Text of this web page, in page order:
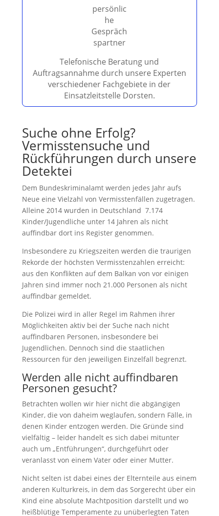
Telefonische Beratung und
Auftragsannahme durch unsere Experten
verschiedener Fachgebiete in der
Einsatzleitstelle Dorsten.
Suche ohne Erfolg?
Vermisstensuche und
Rückführungen durch unsere
Detektei
Dem Bundeskriminalamt werden jedes Jahr aufs
Neue eine Vielzahl von Vermisstenfällen zugetragen.
Alleine 2014 wurden in Deutschland 7.174
Kinder/Jugendliche unter 14 Jahren als nicht
auffindbar dort ins Register genommen.
Insbesondere zu Kriegszeiten werden die traurigen
Rekorde der höchsten Vermisstenzahlen erreicht:
aus den Konflikten auf dem Balkan von vor einigen
Jahren sind immer noch 21.000 Personen als nicht
auffindbar gemeldet.
Die Polizei wird in aller Regel im Rahmen ihrer
Möglichkeiten aktiv bei der Suche nach nicht
auffindbaren Personen, insbesondere bei
Jugendlichen. Dennoch sind die staatlichen
Ressourcen für den jeweiligen Einzelfall begrenzt.
Werden alle nicht auffindbaren
Personen gesucht?
Betrachten wollen wir hier nicht die abgängigen
Kinder, die von daheim weglaufen, sondern Fälle, in
denen Kinder entzogen werden. Die Gründe sind
vielfältig – leider handelt es sich dabei mitunter
auch um „Entführungen“, durchgeführt oder
veranlasst von einem Vater oder einer Mutter.
Nicht selten ist dabei eines der Elternteile aus einem
anderen Kulturkreis, in dem das Sorgerecht über ein
Kind eine absolute Machtposition darstellt und wo
heißblütige Temperamente zu unüberlegten Taten